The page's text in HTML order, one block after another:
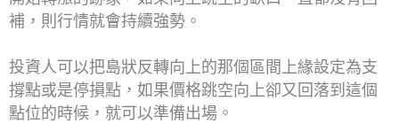
補，則行情就會持續強勢。
投資人可以把島狀反轉向上的那個區間上緣設定為支
撐點或是停損點，如果價格跳空向上卻又回落到這個
點位的時候，就可以準備出場。